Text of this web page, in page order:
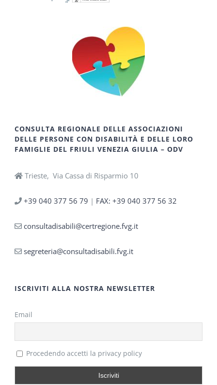
CONSULTA REGIONALE DELLE ASSOCIAZIONI
DELLE PERSONE CON DISABILITÀ E DELLE LORO
FAMIGLIE DEL FRIULI VENEZIA GIULIA – ODV
Trieste, Via Cassa di Risparmio 10
+39 040 377 56 79 | FAX: +39 040 377 56 32
consultadisabili@certregione.fvg.it
segreteria@consultadisabili.fvg.it
ISCRIVITI ALLA NOSTRA NEWSLETTER
Email
Procedendo accetti la privacy policy